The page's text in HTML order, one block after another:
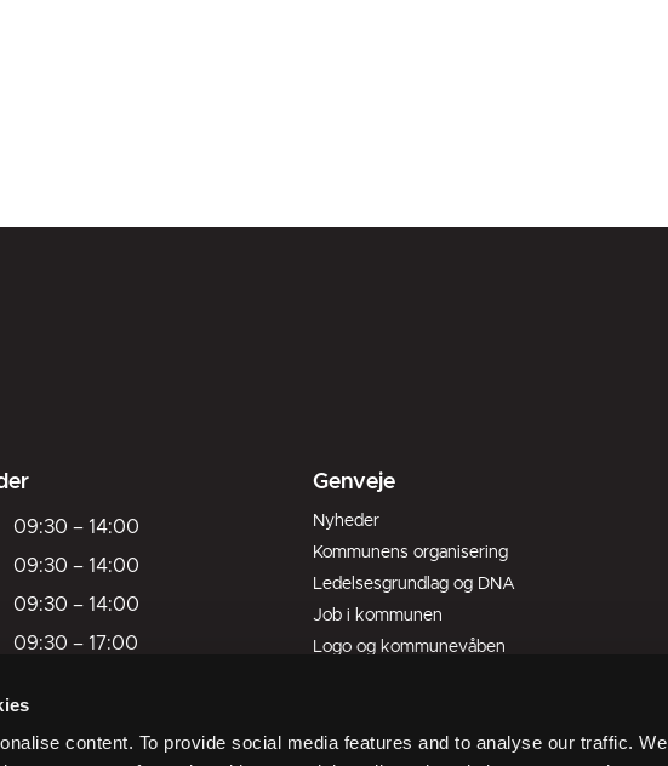
content. To provide social media features and to analyse our traffic. We
09:30 – 14:00
09:30 – 14:00
09:30 – 14:00
09:30 – 17:00
Genveje
Nyheder
Kommunens organisering
Ledelsesgrundlag og DNA
Job i kommunen
Logo og kommunevåben